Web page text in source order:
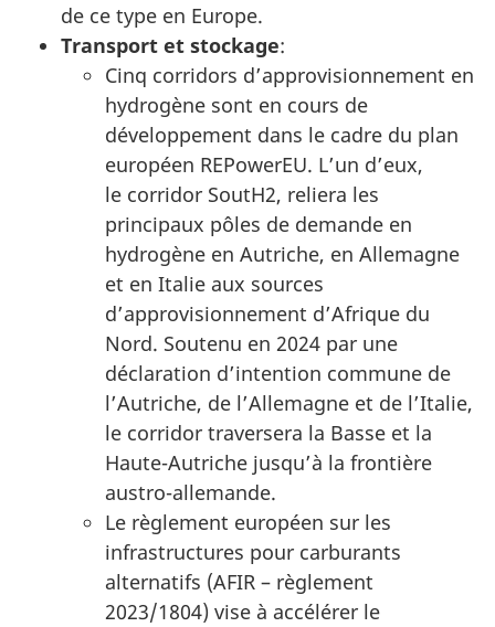
de ce type en Europe.
Transport et stockage:
Cinq corridors d’approvisionnement en
hydrogène sont en cours de
développement dans le cadre du plan
européen REPowerEU. L’un d’eux,
le corridor SoutH2, reliera les
principaux pôles de demande en
hydrogène en Autriche, en Allemagne
et en Italie aux sources
d’approvisionnement d’Afrique du
Nord. Soutenu en 2024 par une
déclaration d’intention commune de
l’Autriche, de l’Allemagne et de l’Italie,
le corridor traversera la Basse et la
Haute-Autriche jusqu’à la frontière
austro-allemande.
Le règlement européen sur les
infrastructures pour carburants
alternatifs (AFIR – règlement
2023/1804) vise à accélérer le